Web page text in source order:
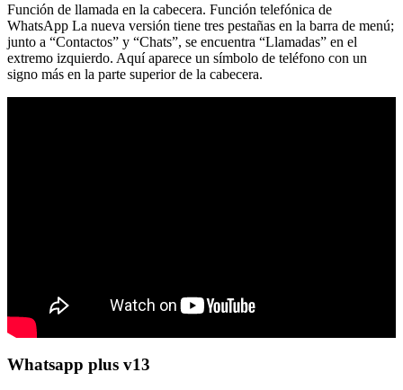
Función de llamada en la cabecera. Función telefónica de
WhatsApp La nueva versión tiene tres pestañas en la barra de menú;
junto a “Contactos” y “Chats”, se encuentra “Llamadas” en el
extremo izquierdo. Aquí aparece un símbolo de teléfono con un
signo más en la parte superior de la cabecera.
Whatsapp plus v13